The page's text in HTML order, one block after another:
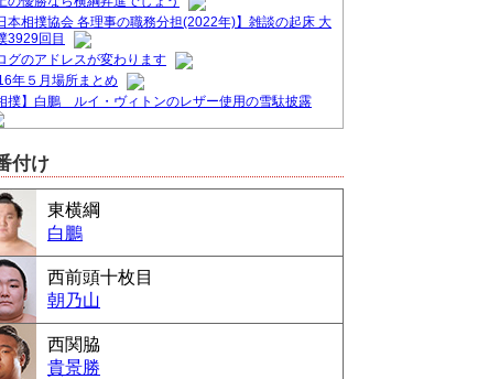
本相撲協会 各理事の職務分担(2022年)】雑談の起床 大
3929回目
グのアドレスが変わります
年５月場所まとめ
撲】白鵬 ルイ・ヴィトンのレザー使用の雪駄披露
by livedoor 相互RSS
付け
東横綱
白鵬
西前頭十枚目
朝乃山
西関脇
貴景勝